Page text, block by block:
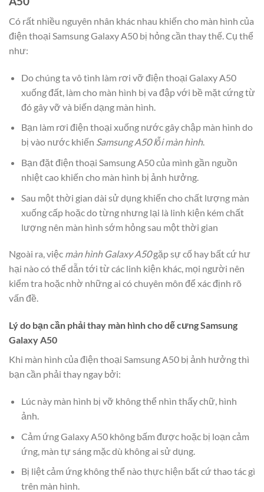
Có rất nhiều nguyên nhân khác nhau khiến cho màn hình của
điện thoại Samsung Galaxy A50 bị hỏng cần thay thế. Cụ thể
như:
Do chúng ta vô tình làm rơi vỡ điện thoại Galaxy A50
xuống đất, làm cho màn hình bị va đập với bề mặt cứng từ
đó gây vỡ và biến dạng màn hình.
Bạn làm rơi điện thoại xuống nước gây chập màn hình do
bị vào nước khiến Samsung A50 lỗi màn hình.
Bạn đặt điện thoại Samsung A50 của mình gần nguồn
nhiệt cao khiến cho màn hình bị ảnh hưởng.
Sau một thời gian dài sử dụng khiến cho chất lượng màn
xuống cấp hoặc do từng nhưng lại là linh kiện kém chất
lượng nên màn hình sớm hỏng sau một thời gian
Ngoài ra, việc màn hình Galaxy A50gặp sự cố hay bất cứ hư
hại nào có thể dẫn tới từ các linh kiện khác, mọi người nên
kiểm tra hoặc nhờ những ai có chuyên môn để xác định rõ
vấn đề.
Lý do bạn cần phải thay màn hình cho dế cưng Samsung
Galaxy A50
Khi màn hình của điện thoại Samsung A50 bị ảnh hưởng thì
bạn cần phải thay ngay bởi:
Lúc này màn hình bị vỡ không thể nhìn thấy chữ, hình
ảnh.
Cảm ứng Galaxy A50 không bấm được hoặc bị loạn cảm
ứng, màn tự sáng mặc dù không ai sử dụng.
Bị liệt cảm ứng không thể nào thực hiện bất cứ thao tác gì
trên màn hình.